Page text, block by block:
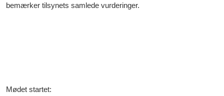
bemærker tilsynets samlede vurderinger.
Mødet startet: